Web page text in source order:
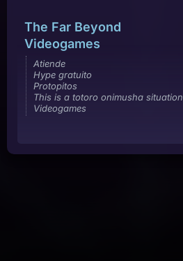
The Far Beyond
Videogames
Atiende
Hype gratuito
Protopitos
This is a totoro onimusha situation
Videogames